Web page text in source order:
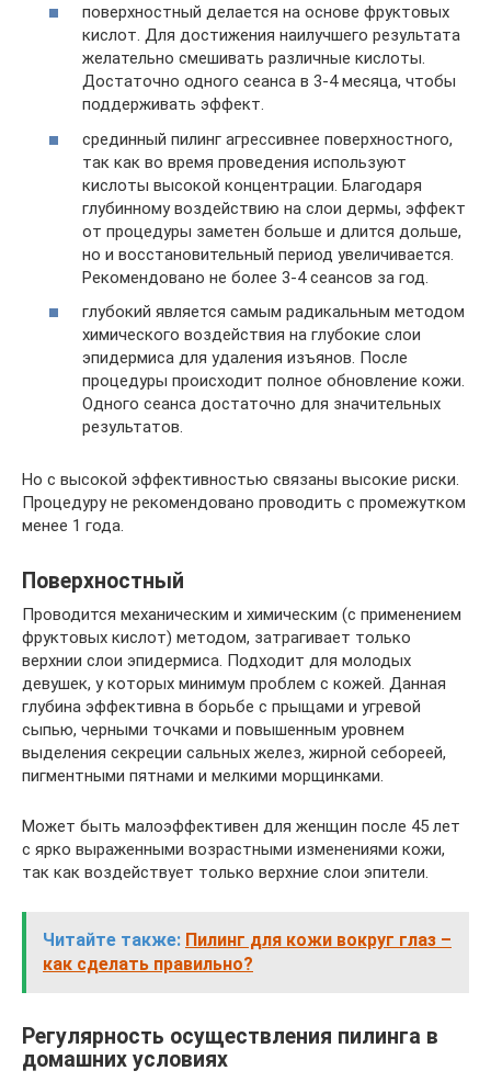
поверхностный делается на основе фруктовых
кислот. Для достижения наилучшего результата
желательно смешивать различные кислоты.
Достаточно одного сеанса в 3-4 месяца, чтобы
поддерживать эффект.
срединный пилинг агрессивнее поверхностного,
так как во время проведения используют
кислоты высокой концентрации. Благодаря
глубинному воздействию на слои дермы, эффект
от процедуры заметен больше и длится дольше,
но и восстановительный период увеличивается.
Рекомендовано не более 3-4 сеансов за год.
глубокий является самым радикальным методом
химического воздействия на глубокие слои
эпидермиса для удаления изъянов. После
процедуры происходит полное обновление кожи.
Одного сеанса достаточно для значительных
результатов.
Но с высокой эффективностью связаны высокие риски.
Процедуру не рекомендовано проводить с промежутком
менее 1 года.
Поверхностный
Проводится механическим и химическим (с применением
фруктовых кислот) методом, затрагивает только
верхнии слои эпидермиса. Подходит для молодых
девушек, у которых минимум проблем с кожей. Данная
глубина эффективна в борьбе с прыщами и угревой
сыпью, черными точками и повышенным уровнем
выделения секреции сальных желез, жирной себореей,
пигментными пятнами и мелкими морщинками.
Может быть малоэффективен для женщин после 45 лет
с ярко выраженными возрастными изменениями кожи,
так как воздействует только верхние слои эпители.
Читайте также: Пилинг для кожи вокруг глаз –
как сделать правильно?
Регулярность осуществления пилинга в
домашних условиях